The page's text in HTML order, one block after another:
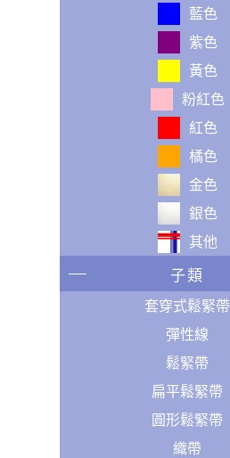
藍色
紫色
黃色
粉紅色
紅色
橘色
金色
銀色
其他
子類
套穿式鬆緊帶
彈性線
鬆緊帶
扁平鬆緊帶
圓形鬆緊帶
織帶